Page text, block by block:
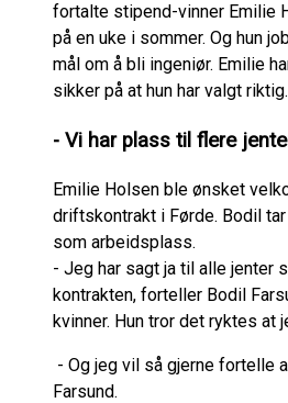
fortalte stipend-vinner Emilie
på en uke i sommer. Og hun
mål om å bli ingeniør. Emilie
sikker på at hun har valgt riktig.
- Vi har plass til flere
Emilie Holsen ble ønsket
driftskontrakt i Førde. Bodil
som arbeidsplass.
- Jeg har sagt ja til alle jenter
kontrakten, forteller Bodil
kvinner. Hun tror det ryktes
- Og jeg vil så gjerne fortelle
Farsund.